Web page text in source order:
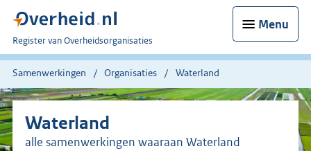
Menu
U
bent
nu
Register van Overheidsorganisaties
Samenwerkingen Organisaties Waterland
Waterland
alle samenwerkingen waaraan Waterland